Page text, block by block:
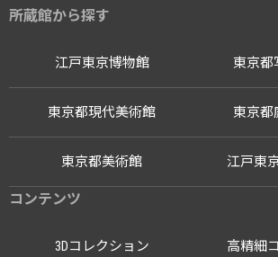
所蔵館から探す
江戸東京博物館
江戸東
東京都
東京都現代美術館 東京都
東京都美術館
コンテンツ
3Dコレクション 高精細